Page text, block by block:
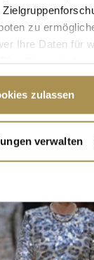
zu
Ihre Daten für
durch Klicken auf
widerrufen
Ihre
auf einige
wie Ihre
legen Sie Ihre
zulassen
verwalten